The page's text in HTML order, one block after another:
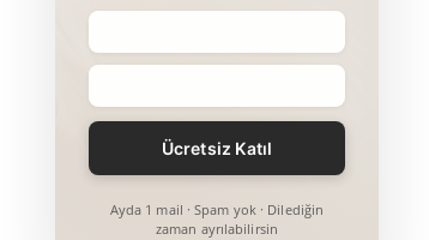
Ayda 1 mail · Spam yok · Dilediğin
zaman ayrılabilirsin